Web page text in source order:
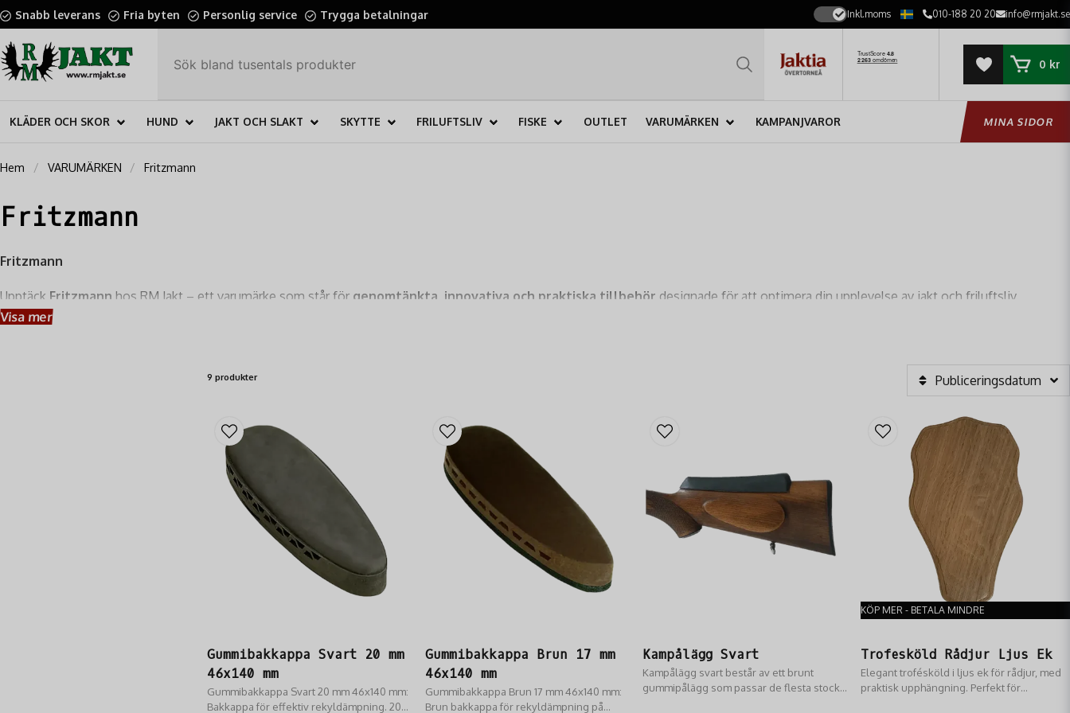
Snabb leverans Fria byten Personlig service Trygga betalningar Inkl.moms 010-188 20 20 info@rmjakt.se
0 kr
KLÄDER OCH SKOR HUND JAKT OCH SLAKT SKYTTE FRILUFTSLIV FISKE OUTLET VARUMÄRKEN KAMPANJVAROR MINA SIDOR
Hem VARUMÄRKEN Fritzmann
Fritzmann
Fritzmann
Upptäck Fritzmann hos RM Jakt – ett varumärke som står för genomtänkta, innovativa och praktiska tillbehör designade för att optimera din upplevelse av jakt och friluftsliv.
Fritzmann har snabbt blivit ett populärt val bland nordiska jägare och naturälskare tack vare sina högkvalitativa och funktionella produkter som löser vardagens utmaningar i skogen.
Visa mer
9 produkter Publiceringsdatum
Gummibakkappa Svart 20 mm
46x140 mm
Gummibakkappa Svart 20 mm 46x140 mm:
Bakkappa för effektiv rekyldämpning. 20
Gummibakkappa Brun 17 mm
46x140 mm
Gummibakkappa Brun 17 mm 46x140 mm:
Brun bakkappa för rekyldämpning på
Kampålägg Svart
Kampålägg svart består av ett brunt
gummipålägg som passar de flesta stockar
KÖP MER - BETALA MINDRE
Trofesköld Rådjur Ljus Ek
Elegant trofésköld i ljus ek för rådjur, med
praktisk upphängning. Perfekt för